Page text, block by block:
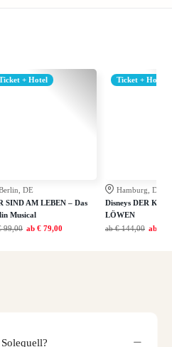
+ Hotel
DE
SIND AM LEBEN – Das
Musical
99,00 ab € 79,00
Ticket + Hotel
Hamburg, DE
Disneys DER
LÖWEN
ab € 144,00 ab